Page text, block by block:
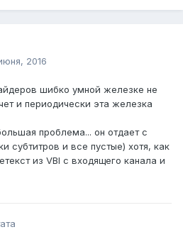
2016
шибко умной железке не
и периодически эта железка
проблема... он отдает с
и все пустые) хотя, как
из VBI с входящего канала и